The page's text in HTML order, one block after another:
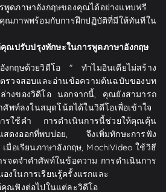
พูดภาษาอังกฤษของคุณได้อย่างแทบฟรี
ภาพพร้อมกับการฝึกปฏิบัติที่มีให้ทันทีใน
ณปรับปรุงทักษะในการพูดภาษาอังกฤษ
งกฤษด้วยวิดีโอ " ทำไมอินเดียไม่สร้าง
วจสอบและอ่านข้อความต้นฉบับของบท
างของวิดีโอ นอกจากนี้, คุณยังสามารถ
พท์ลงในสมุดโน้ตได้ในวิดีโอเพื่อเข้าใจ
ารใช้คำ การดำเนินการนี้ช่วยให้คุณคุ้น
สดงออกที่พบบ่อย, จึงเพิ่มทักษะการฟัง
อเรียนภาษาอังกฤษ, MochiVideo ใช้วิธี
จดจำคำศัพท์ในข้อความ การดำเนินการ
งในการเรียนรู้ครั้งแรกและ
คุณฟังต่อไปในแต่ละวิดีโอ